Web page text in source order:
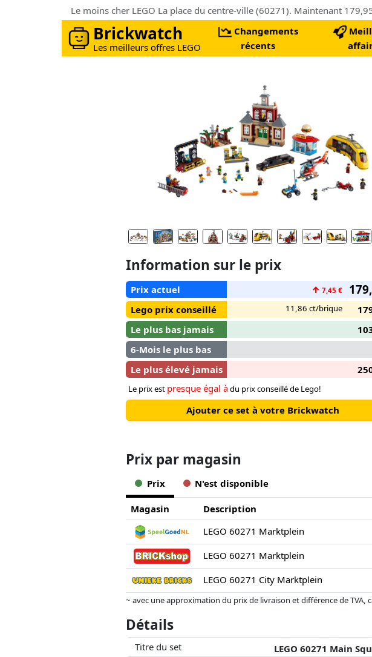
Le moins cher LEGO La place du centre-ville (60271). Maintenant
Brickwatch
Les meilleurs offres LEGO
Changements
récents
Information sur le prix
Prix actuel ↑ 7,45 €
Lego prix conseillé 11,86 ct/brique
Le plus bas jamais
6-Mois le plus bas
Le plus élevé jamais
Le prix est presque égal àdu prix conseillé de Lego!
Ajouter ce set à votre Brickwatch
Prix ​​par magasin
Prix N'est disponible
Magasin Description
LEGO 60271 Marktplein
LEGO 60271 Marktplein
LEGO 60271 City Marktplein
~ avec une approximation du prix de livraison et différence de
aucune influence sur celui-ci. Ce n'est qu'à prix égaux que les
Détails
Titre du set
LEGO 60271 Main